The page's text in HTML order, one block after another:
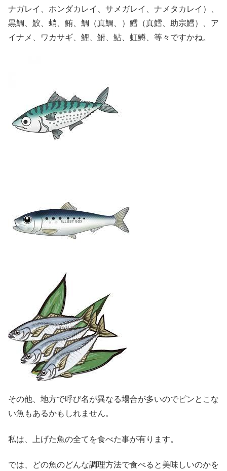
ナガレイ、ホンダカレイ、サメガレイ、ナメタカレイ）、
黒鯛、鮫、蛸、鮪、鯛（真鯛、）鱈（真鱈、助宗鱈）、ア
イナメ、ワカサギ、鯉、鮒、鮎、虹鱒、等々ですかね。
その他、地方で呼び名が異なる場合が多いのでピンとこな
い魚もあるかもしれません。
私は、上げた魚の全てを食べた事が有ります。
では、どの魚のどんな調理方法で食べると美味しいのかを